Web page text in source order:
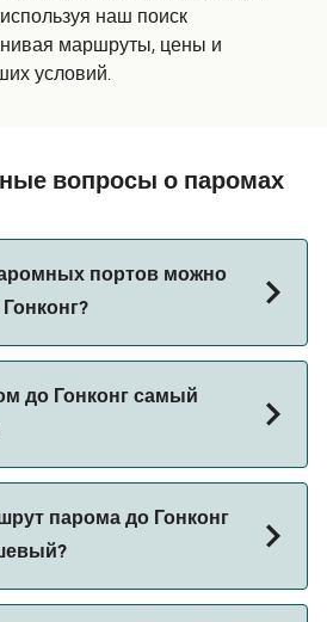
наш поиск
маршруты, цены и
условий.
вопросы о паромах
портов можно
порт)
до Гонконг самый
(Внешний порт) в Гонконг
переправы примерно
парома до Гонконг